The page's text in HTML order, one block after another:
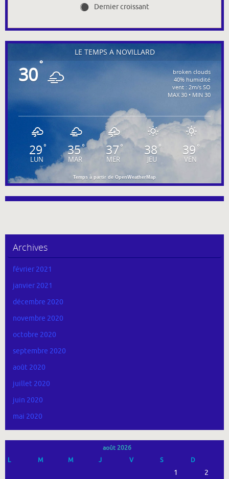
Y Dernier croissant
LE TEMPS À NOVILLARD
30°
broken clouds
40% humidité
vent : 2m/s SO
MAX 30 • MIN 30
29°
LUN
35°
MAR
37°
MER
38 °
JEU
39 °
VEN
Temps à partir de OpenWeatherMap
Archives
février 2021
janvier 2021
décembre 2020
novembre 2020
octobre 2020
septembre 2020
août 2020
juillet 2020
juin 2020
mai 2020
août 2026
L
M M J V S D
1 2